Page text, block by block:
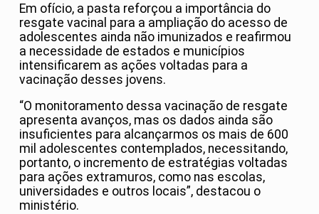
Em ofício, a pasta reforçou a importância do
resgate vacinal para a ampliação do acesso de
adolescentes ainda não imunizados e reafirmou
a necessidade de estados e municípios
intensificarem as ações voltadas para a
vacinação desses jovens.
“O monitoramento dessa vacinação de resgate
apresenta avanços, mas os dados ainda são
insuficientes para alcançarmos os mais de 600
mil adolescentes contemplados, necessitando,
portanto, o incremento de estratégias voltadas
para ações extramuros, como nas escolas,
universidades e outros locais”, destacou o
ministério.